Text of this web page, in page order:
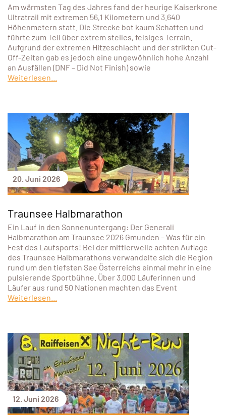
Am wärmsten Tag des Jahres fand der heurige Kaiserkrone
Ultratrail mit extremen 56,1 Kilometern und 3.640
Höhenmetern statt. Die Strecke bot kaum Schatten und
führte zum Teil über extrem steiles, felsiges Terrain.
Aufgrund der extremen Hitzeschlacht und der strikten Cut-
Off-Zeiten gab es jedoch eine ungewöhnlich hohe Anzahl
an Ausfällen (DNF – Did Not Finish) sowie
Weiterlesen...
20. Juni 2026
Traunsee Halbmarathon
Ein Lauf in den Sonnenuntergang: Der Generali
Halbmarathon am Traunsee 2026 Gmunden – Was für ein
Fest des Laufsports! Bei der mittlerweile achten Auflage
des Traunsee Halbmarathons verwandelte sich die Region
rund um den tiefsten See Österreichs einmal mehr in eine
pulsierende Sportbühne. Über 3.000 Läuferinnen und
Läufer aus rund 50 Nationen machten das Event
Weiterlesen...
12. Juni 2026